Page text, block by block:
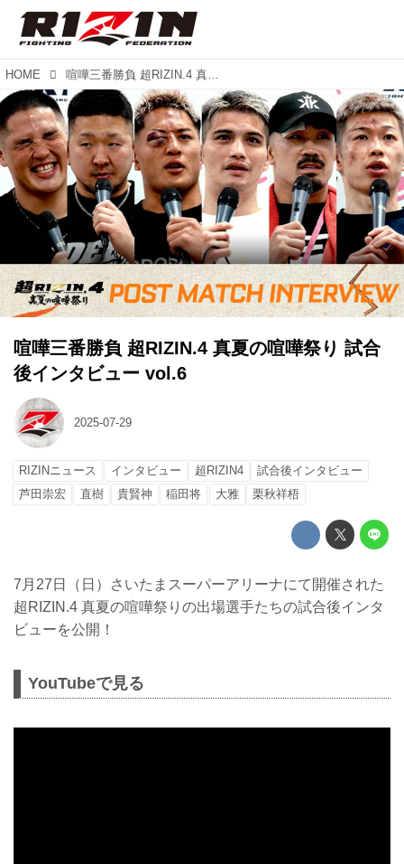
HOME 喧嘩三番勝負 超RIZIN.4 真夏の喧嘩祭り 試合後インタビュー vol.6
喧嘩三番勝負 超RIZIN.4 真夏の喧嘩祭り 試合
後インタビュー vol.6
2025-07-29
RIZINニュース インタビュー 超RIZIN4
試合後インタビュー
芦田崇宏
直樹 貴賢神 稲田将 大雅 栗秋祥梧
7月27日（日）さいたまスーパーアリーナにて開催された
超RIZIN.4 真夏の喧嘩祭りの出場選手たちの試合後インタ
ビューを公開！
YouTubeで見る